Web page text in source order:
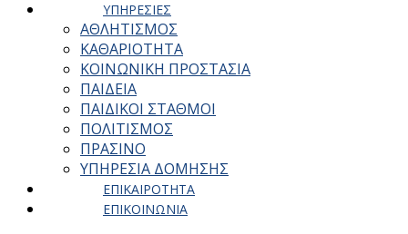
ΥΠΗΡΕΣΙΕΣ
ΑΘΛΗΤΙΣΜΟΣ
ΚΑΘΑΡΙΟΤΗΤΑ
ΚΟΙΝΩΝΙΚΗ ΠΡΟΣΤΑΣΙΑ
ΠΑΙΔΕΙΑ
ΠΑΙΔΙΚΟΙ ΣΤΑΘΜΟΙ
ΠΟΛΙΤΙΣΜΟΣ
ΠΡΑΣΙΝΟ
ΥΠΗΡΕΣΙΑ ΔΟΜΗΣΗΣ
ΕΠΙΚΑΙΡΟΤΗΤΑ
ΕΠΙΚΟΙΝΩΝΙΑ